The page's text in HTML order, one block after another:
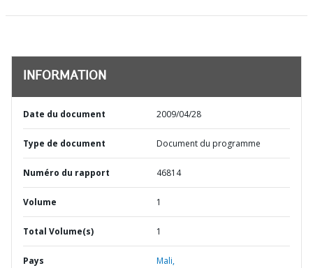
INFORMATION
Date du document 2009/04/28
Type de document Document du programme
Numéro du rapport 46814
Volume 1
Total Volume(s) 1
Pays Mali,